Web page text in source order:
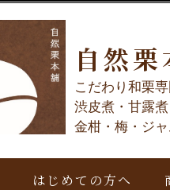
自然
こだわり和栗
渋皮煮・甘露煮
金柑・梅・ジ
はじめての方へ